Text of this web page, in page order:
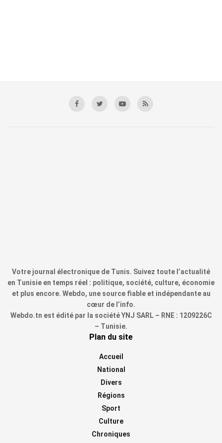
Votre journal électronique de Tunis. Suivez toute l’actualité
en Tunisie en temps réel : politique, société, culture, économie
et plus encore. Webdo, une source fiable et indépendante au
cœur de l’info.
Webdo.tn est édité par la société YNJ SARL – RNE : 1209226C
– Tunisie.
Plan du site
Accueil
National
Divers
Régions
Sport
Culture
Chroniques